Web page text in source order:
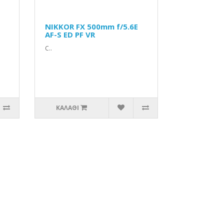
NIKKOR FX 500mm f/5.6E
AF-S ED PF VR
C..
ΚΑΛΆΘΙ